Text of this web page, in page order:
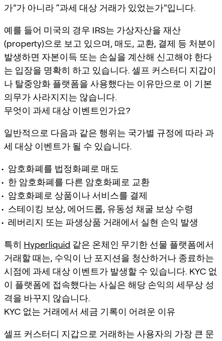
가”가 아니라 “과세 대상 거래가 있었는가”입니다.
예를 들어 미국의 경우 IRS는 가상자산을 재산
(property)으로 보고 있으며, 매도, 교환, 결제 등 처분이
발생하면 자본이득 또는 손실을 계산해 신고해야 한다
는 입장을 명확히 하고 있습니다. 셀프 커스터디 지갑이
나 탈중앙화 플랫폼을 사용했다는 이유만으로 이 기본
의무가 사라지지는 않습니다.
무엇이 과세 대상 이벤트인가요?
일반적으로 다음과 같은 행위는 국가별 규정에 따라 과
세 대상 이벤트가 될 수 있습니다.
암호화폐를 법정화폐로 매도
한 암호화폐를 다른 암호화폐로 교환
암호화폐로 상품이나 서비스를 결제
스테이킹 보상, 에어드롭, 유동성 채굴 보상 수령
레버리지 또는 파생상품 거래에서 실현 손익 발생
특히 Hyperliquid 같은 온체인 무기한 선물 플랫폼에서
거래할 때는, 수익이 난 포지션을 청산하거나 종료하는
시점에 과세 대상 이벤트가 발생할 수 있습니다. KYC 없
이 플랫폼에 접속했다는 사실은 해당 손익의 세무상 성
격을 바꾸지 않습니다.
KYC 없는 거래에서 세금 기록이 어려운 이유
셀프 커스터디 지갑으로 거래하는 사용자의 가장 큰 문